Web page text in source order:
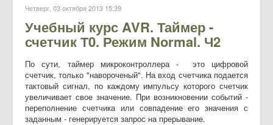
Четверг, 03 октября 2013 15:39
Учебный курс AVR. Таймер -
счетчик Т0. Режим Normal. Ч2
По сути, таймер микроконтроллера - это цифровой
счетчик, только "навороченый". На вход счетчика подается
тактовый сигнал, по каждому импульсу которого счетчик
увеличивает свое значение. При возникновении событий -
переполнение счетчика или совпадение его значения с
заданным - генерируется запрос на прерывание.